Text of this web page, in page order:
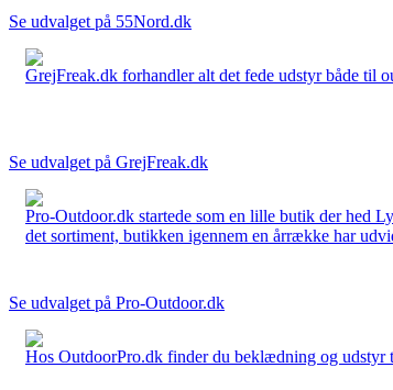
Se udvalget på 55Nord.dk
GrejFreak.dk forhandler alt det fede udstyr både til
Se udvalget på GrejFreak.dk
Pro-Outdoor.dk startede som en lille butik der hed
det sortiment, butikken igennem en årrække har
Se udvalget på Pro-Outdoor.dk
Hos OutdoorPro.dk finder du beklædning og udstyr